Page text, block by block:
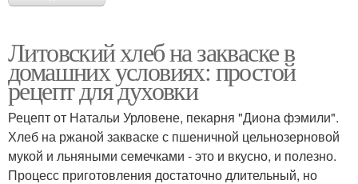
Литовский хлеб на закваске в
домашних условиях: простой
рецепт для духовки
Рецепт от Натальи Урловене, пекарня "Диона фэмили".
Хлеб на ржаной закваске с пшеничной цельнозерновой
мукой и льняными семечками - это и вкусно, и полезно.
Процесс приготовления достаточно длительный, но